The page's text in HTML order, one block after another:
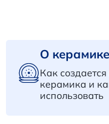
О керамике
Как
керамика и
использовать